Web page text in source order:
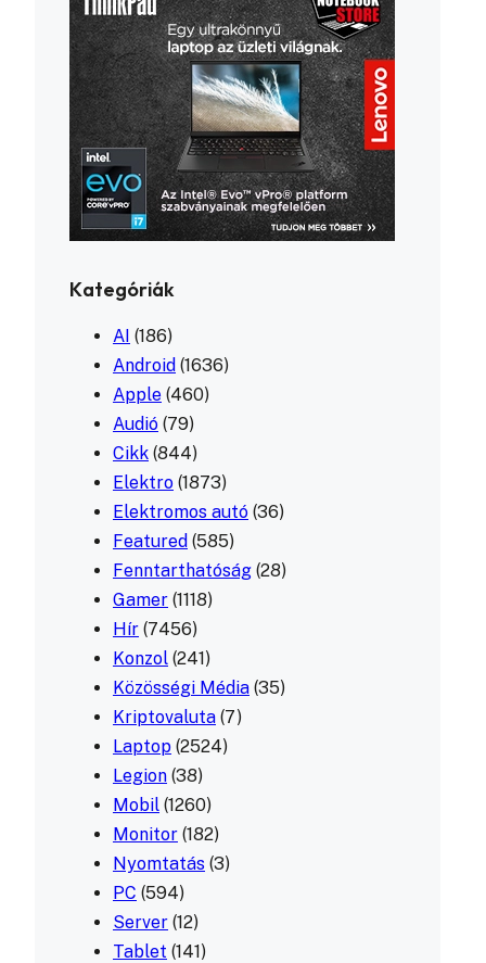
Kategóriák
AI (186)
Android (1636)
Apple (460)
Audió (79)
Cikk (844)
Elektro (1873)
Elektromos autó (36)
Featured (585)
Fenntarthatóság (28)
Gamer (1118)
Hír (7456)
Konzol (241)
Közösségi Média (35)
Kriptovaluta (7)
Laptop (2524)
Legion (38)
Mobil (1260)
Monitor (182)
Nyomtatás (3)
PC (594)
Server (12)
Tablet (141)